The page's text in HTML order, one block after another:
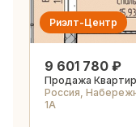
Риэлт-Центр
9 601 780 ₽
Продажа
Россия,
1А